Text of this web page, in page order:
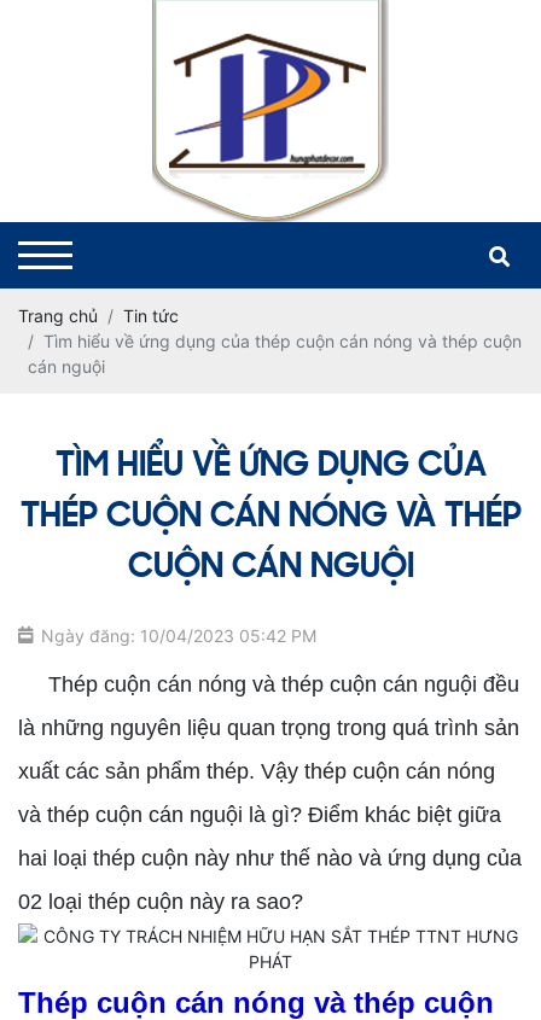
Trang chủ
Tin tức
Tìm hiểu về ứng dụng của thép cuộn cán nóng và thép cuộn
cán nguội
TÌM HIỂU VỀ ỨNG DỤNG CỦA
THÉP CUỘN CÁN NÓNG VÀ THÉP
CUỘN CÁN NGUỘI
Ngày đăng: 10/04/2023 05:42 PM
Thép cuộn cán nóng và thép cuộn cán nguội đều
là những nguyên liệu quan trọng trong quá trình sản
xuất các sản phẩm thép. Vậy thép cuộn cán nóng
và thép cuộn cán nguội là gì? Điểm khác biệt giữa
hai loại thép cuộn này như thế nào và ứng dụng của
02 loại thép cuộn này ra sao?
Thép cuộn cán nóng và thép cuộn